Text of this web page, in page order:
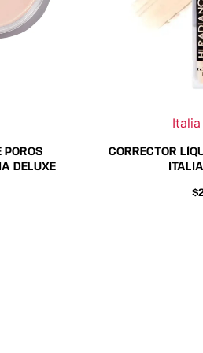
POROS
DELUXE
CORRECTOR
$